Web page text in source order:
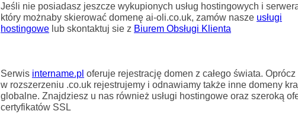
Jeśli nie posiadasz jeszcze wykupionych usług hostingowych i
który możnaby skierować domenę ai-oli.co.uk, zamów nasze usługi
hostingowe lub skontaktuj sie z Biurem Obsługi Klienta
Serwis intername.pl oferuje rejestrację domen z całego świata.
w rozszerzeniu .co.uk rejestrujemy i odnawiamy także inne domeny
globalne. Znajdziesz u nas również usługi hostingowe oraz szeroką
certyfikatów SSL